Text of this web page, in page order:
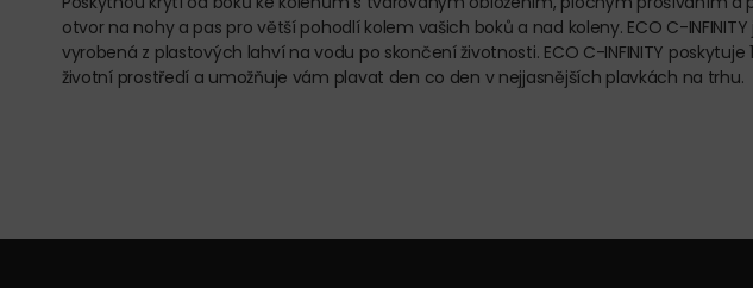
otvor na nohy a pas pro větší pohodlí kolem vašich boků a nad koleny. ECO C-
vyrobená z plastových lahví na vodu po skončení životnosti. ECO C-INFINITY
životní prostředí a umožňuje vám plavat den co den v nejjasnějších plavkách na trhu.